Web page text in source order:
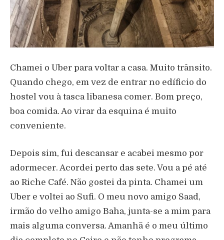
Chamei o Uber para voltar a casa. Muito trânsito.
Quando chego, em vez de entrar no edíficio do
hostel vou à tasca libanesa comer. Bom preço,
boa comida. Ao virar da esquina é muito
conveniente.
Depois sim, fui descansar e acabei mesmo por
adormecer. Acordei perto das sete. Vou a pé até
ao Riche Café. Não gostei da pinta. Chamei um
Uber e voltei ao Sufi. O meu novo amigo Saad,
irmão do velho amigo Baha, junta-se a mim para
mais alguma conversa. Amanhã é o meu último